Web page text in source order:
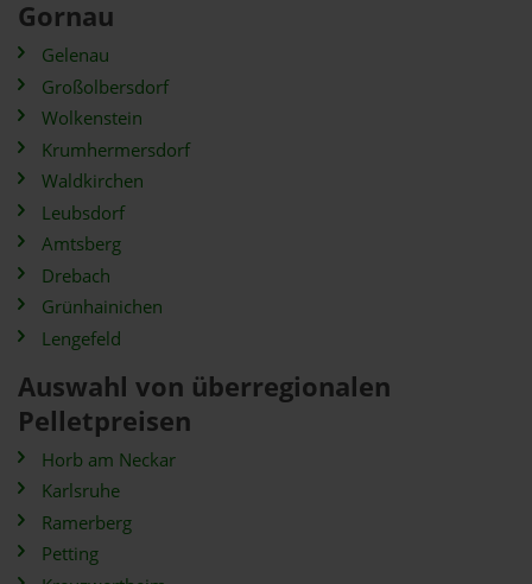
Gornau
Gelenau
Großolbersdorf
Wolkenstein
Krumhermersdorf
Waldkirchen
Leubsdorf
Amtsberg
Drebach
Grünhainichen
Lengefeld
Auswahl von überregionalen
Pelletpreisen
Horb am Neckar
Karlsruhe
Ramerberg
Petting